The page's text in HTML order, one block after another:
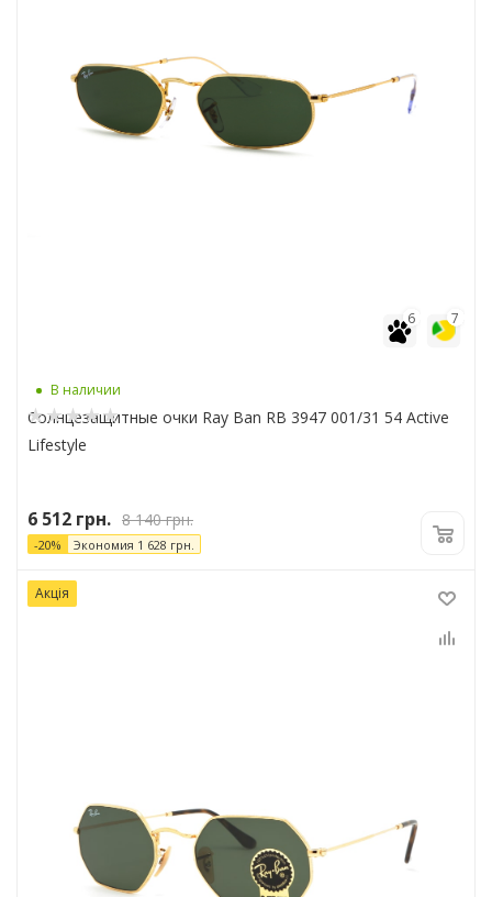
7
6
В наличии
Солнцезащитные очки Ray Ban RB 3947 001/31 54 Active
Lifestyle
6 512 грн. 8 140грн.
-20% Экономия 1 628 грн.
Акція